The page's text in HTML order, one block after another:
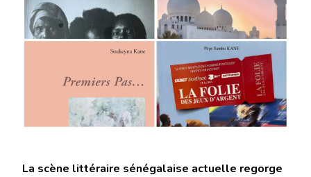
La scène littéraire sénégalaise actuelle regorge